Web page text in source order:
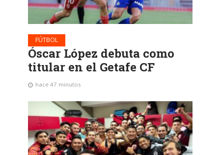
FÚTBOL
Óscar López debuta como
titular en el Getafe CF
hace 47 minutos